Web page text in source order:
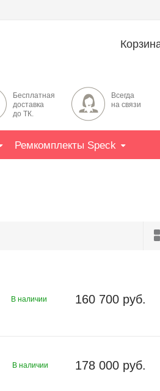
Бесплатная
доставка
до ТК.
Всегда
на связи
Ремкомплекты Speck
В наличии 160 700 руб.
В наличии 178 000 руб.